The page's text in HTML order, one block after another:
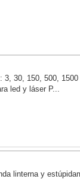
30, 150, 500,
led y láser P...
linterna y